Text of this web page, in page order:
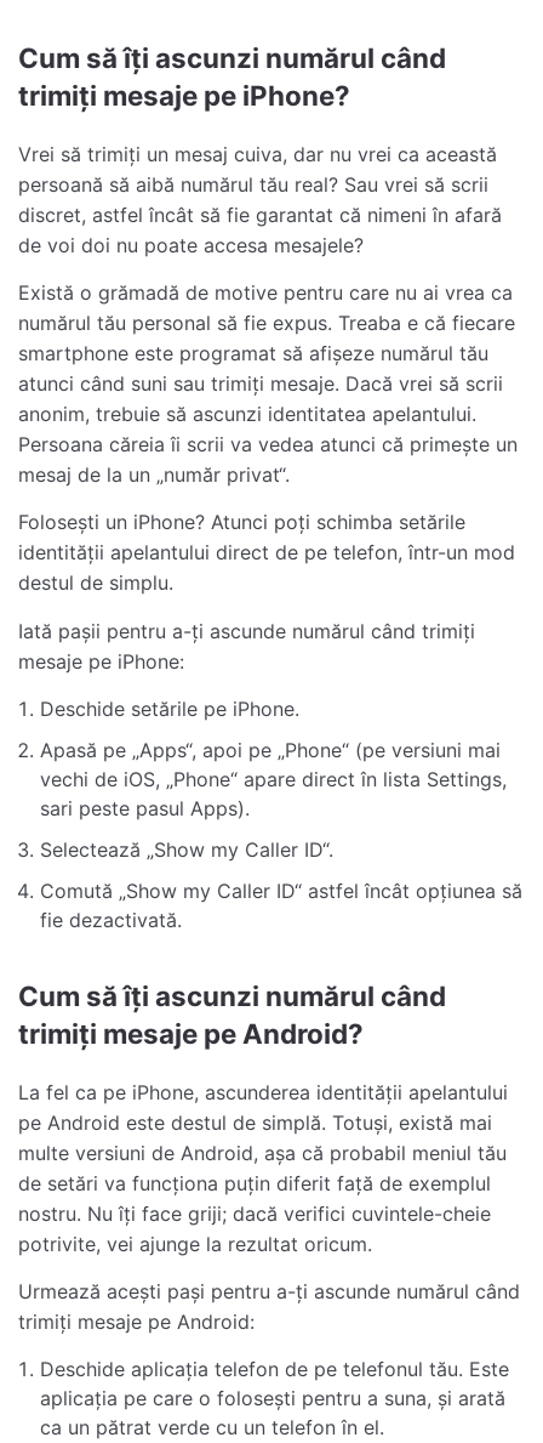
Cum să îți ascunzi numărul când
trimiți mesaje pe iPhone?
Vrei să trimiți un mesaj cuiva, dar nu vrei ca această
persoană să aibă numărul tău real? Sau vrei să scrii
discret, astfel încât să fie garantat că nimeni în afară
de voi doi nu poate accesa mesajele?
Există o grămadă de motive pentru care nu ai vrea ca
numărul tău personal să fie expus. Treaba e că fiecare
smartphone este programat să afișeze numărul tău
atunci când suni sau trimiți mesaje. Dacă vrei să scrii
anonim, trebuie să ascunzi identitatea apelantului.
Persoana căreia îi scrii va vedea atunci că primește un
mesaj de la un „număr privat“.
Folosești un iPhone? Atunci poți schimba setările
identității apelantului direct de pe telefon, într-un mod
destul de simplu.
Iată pașii pentru a-ți ascunde numărul când trimiți
mesaje pe iPhone:
Deschide setările pe iPhone.
Apasă pe „Apps“, apoi pe „Phone“ (pe versiuni mai
vechi de iOS, „Phone“ apare direct în lista Settings,
sari peste pasul Apps).
Selectează „Show my Caller ID“.
Comută „Show my Caller ID“ astfel încât opțiunea să
fie dezactivată.
Cum să îți ascunzi numărul când
trimiți mesaje pe Android?
La fel ca pe iPhone, ascunderea identității apelantului
pe Android este destul de simplă. Totuși, există mai
multe versiuni de Android, așa că probabil meniul tău
de setări va funcționa puțin diferit față de exemplul
nostru. Nu îți face griji; dacă verifici cuvintele-cheie
potrivite, vei ajunge la rezultat oricum.
Urmează acești pași pentru a-ți ascunde numărul când
trimiți mesaje pe Android:
Deschide aplicația telefon de pe telefonul tău. Este
aplicația pe care o folosești pentru a suna, și arată
ca un pătrat verde cu un telefon în el.